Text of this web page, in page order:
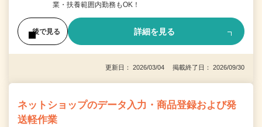
業・扶養範囲内勤務もOK！
後で見る 詳細を見る
更新日： 2026/03/04 掲載終了日： 2026/09/30
ネットショップのデータ入力・商品登録および発
送軽作業